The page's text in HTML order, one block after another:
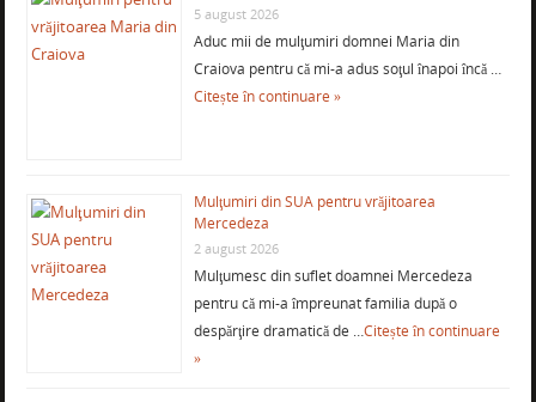
5 august 2026
Aduc mii de mulţumiri domnei Maria din
Craiova pentru că mi-a adus soţul înapoi încă …
Citește în continuare »
Mulţumiri din SUA pentru vrăjitoarea
Mercedeza
2 august 2026
Mulţumesc din suflet doamnei Mercedeza
pentru că mi-a împreunat familia după o
despărţire dramatică de …Citește în continuare
»